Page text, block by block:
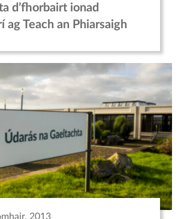
d’fhorbairt ionad
ag Teach an Phiarsaigh
2013